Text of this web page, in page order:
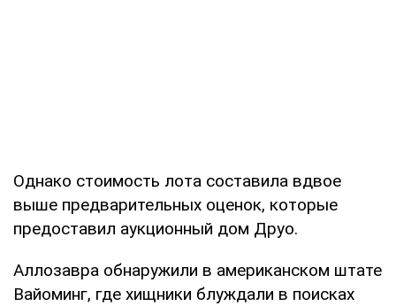
Однако стоимость лота составила вдвое
выше предварительных оценок, которые
предоставил аукционный дом Друо.
Аллозавра обнаружили в американском штате
Вайоминг, где хищники блуждали в поисках